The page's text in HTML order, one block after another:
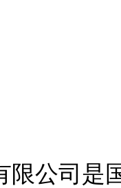
限公司是